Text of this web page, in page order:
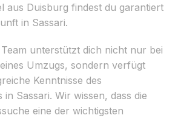
aus Duisburg findest du garantiert
in Sassari.
unterstützt dich nicht nur bei
Umzugs, sondern verfügt
Kenntnisse des
Sassari. Wir wissen, dass die
eine der wichtigsten